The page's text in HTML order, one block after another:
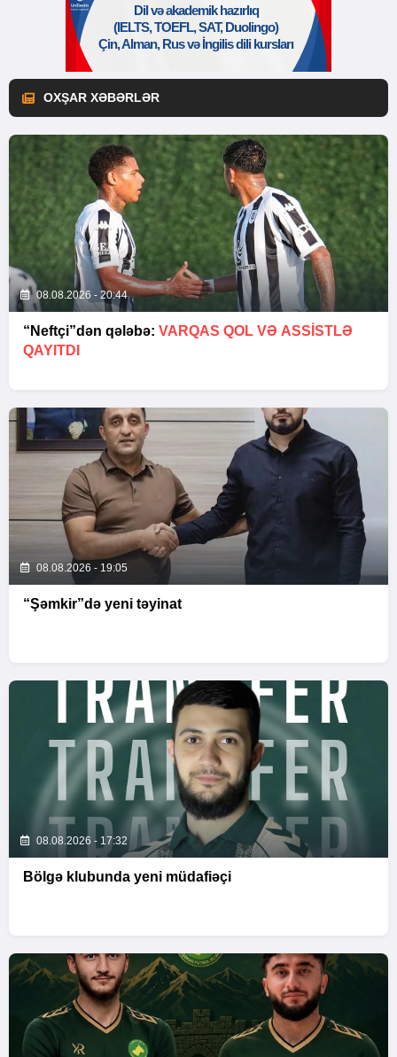
OXŞAR XƏBƏRLƏR
08.08.2026 - 20:44
“Neftçi”dən qələbə: VARQAS QOL VƏ ASSİSTLƏ
QAYITDI
08.08.2026 - 19:05
“Şəmkir”də yeni təyinat
08.08.2026 - 17:32
Bölgə klubunda yeni müdafiəçi